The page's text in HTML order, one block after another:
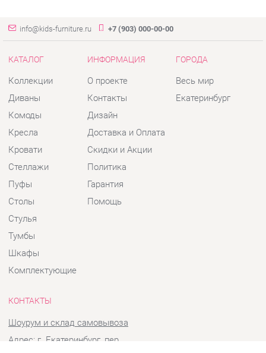
КАТАЛОГ
Диваны
Комоды
Кресла
Кровати
Стеллажи
Пуфы
Столы
Стулья
Тумбы
Шкафы
Комплектующие
ИНФОРМАЦИЯ
Контакты
Дизайн
Доставка и Оплата
Скидки и Акции
Политика
Гарантия
Помощь
ГОРОДА
Екатеринбург
КОНТАКТЫ
Адрес: г. Екатеринбург, пер.
Телефон: +7 (903) 000-00-00